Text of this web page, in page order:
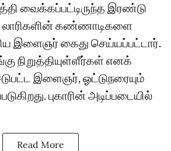
வைக்கப்பட்டிருந்த இரண்டு
கண்ணாடிகளை
இளைஞர் கைது செய்யப்பட்டார்.
நிறுத்தியுள்ளீர்கள் எனக்
இளைஞர், ஓட்டுநரையும்
புகாரின் அடிப்படையில்
Read More